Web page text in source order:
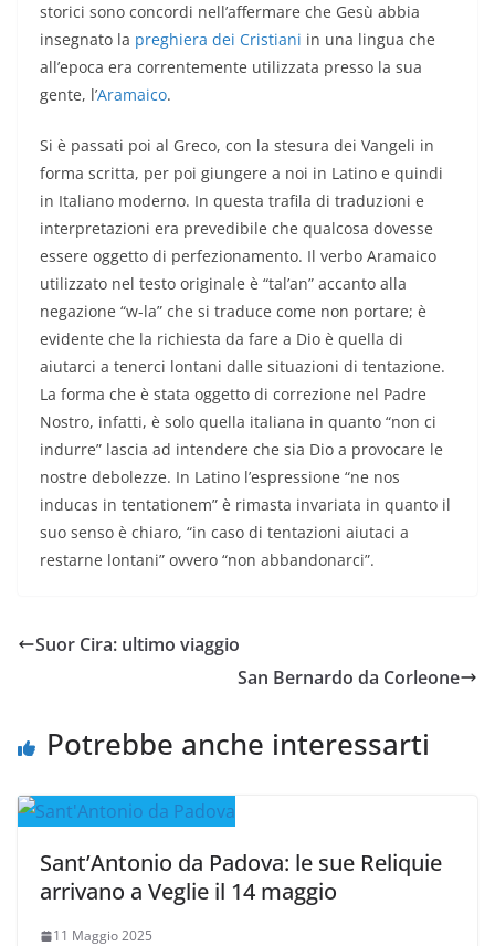
storici sono concordi nell’affermare che Gesù abbia
insegnato la preghiera dei Cristiani in una lingua che
all’epoca era correntemente utilizzata presso la sua
gente, l’Aramaico.
Si è passati poi al Greco, con la stesura dei Vangeli in
forma scritta, per poi giungere a noi in Latino e quindi
in Italiano moderno. In questa trafila di traduzioni e
interpretazioni era prevedibile che qualcosa dovesse
essere oggetto di perfezionamento. Il verbo Aramaico
utilizzato nel testo originale è “tal’an” accanto alla
negazione “w-la” che si traduce come non portare; è
evidente che la richiesta da fare a Dio è quella di
aiutarci a tenerci lontani dalle situazioni di tentazione.
La forma che è stata oggetto di correzione nel Padre
Nostro, infatti, è solo quella italiana in quanto “non ci
indurre” lascia ad intendere che sia Dio a provocare le
nostre debolezze. In Latino l’espressione “ne nos
inducas in tentationem” è rimasta invariata in quanto il
suo senso è chiaro, “in caso di tentazioni aiutaci a
restarne lontani” ovvero “non abbandonarci”.
Suor Cira: ultimo viaggio
San Bernardo da Corleone
Potrebbe anche interessarti
Sant’Antonio da Padova: le sue Reliquie
arrivano a Veglie il 14 maggio
11 Maggio 2025